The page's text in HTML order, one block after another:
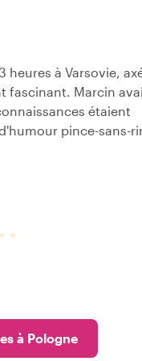
heures à Varsovie,
fascinant. Marcin
étaient
pince-sans-
à Pologne